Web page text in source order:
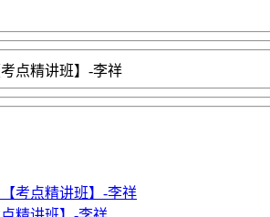
点精讲班】-李祥